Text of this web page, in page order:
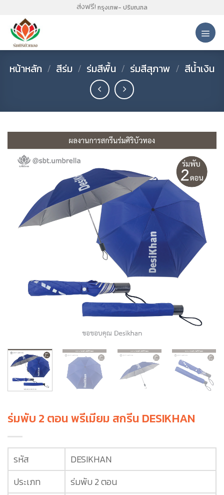
content
ส่งฟรี! กรุงเทพ- ปริมณฑล
หน้าหลัก / สีร่ม / ร่มสีพื้น / ร่มสีสุภาพ / สีน้ำเงิน
ร่มพับ 2 ตอน พรีเมียม สกรีน DESIKHAN
รหัส
DESIKHAN
ประเภท
ร่มพับ 2 ตอน